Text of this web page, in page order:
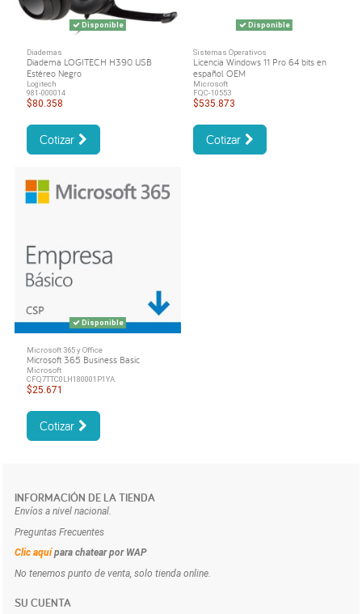
Disponible
Diademas
Diadema LOGITECH H390 USB
Estéreo Negro
Logitech
981-000014
$80.358
Cotizar
Disponible
Sistemas Operativos
Licencia Windows 11 Pro 64 bits en
español OEM
Microsoft
FQC-10553
$535.873
Cotizar
Disponible
Microsoft 365 y Office
Microsoft 365 Business Basic
Microsoft
CFQ7TTC0LH180001P1YA
$25.671
Cotizar
INFORMACIÓN DE LA TIENDA
Envíos a nivel nacional.
Preguntas Frecuentes
Clic aquí para chatear por WAP
No tenemos punto de venta, solo tienda online.
SU CUENTA